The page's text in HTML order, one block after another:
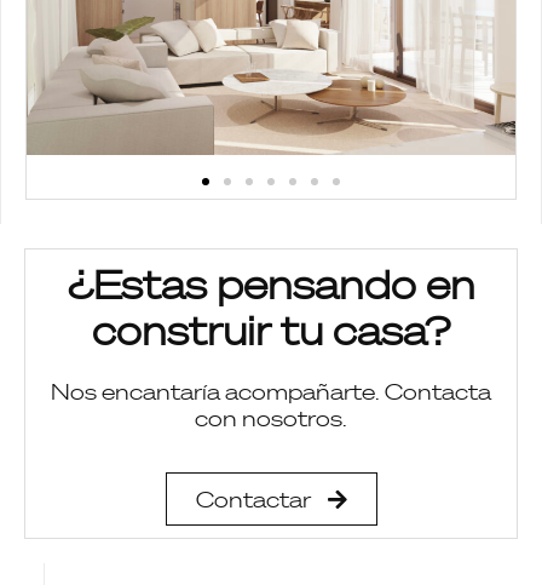
¿Estas pensando en
construir tu casa?
Nos encantaría acompañarte. Contacta
con nosotros.
Contactar